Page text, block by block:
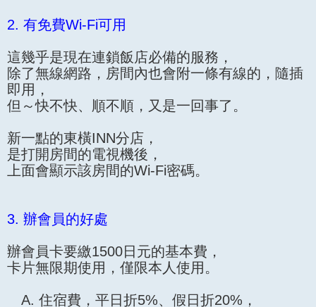
2. 有免費Wi-Fi可用
這幾乎是現在連鎖飯店必備的服務，
除了無線網路，房間內也會附一條有線的，隨插
即用，
但～快不快、順不順，又是一回事了。
新一點的東橫INN分店，
是打開房間的電視機後，
上面會顯示該房間的Wi-Fi密碼。
3. 辦會員的好處
辦會員卡要繳1500日元的基本費，
卡片無限期使用，僅限本人使用。
A. 住宿費，平日折5%、假日折20%，